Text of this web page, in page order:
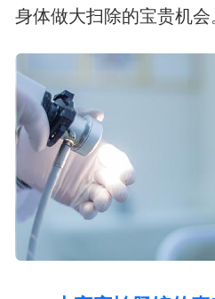
身体做大扫除的宝贵机会